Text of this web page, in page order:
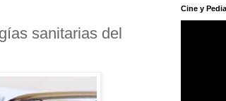
sanitarias del
Cine y